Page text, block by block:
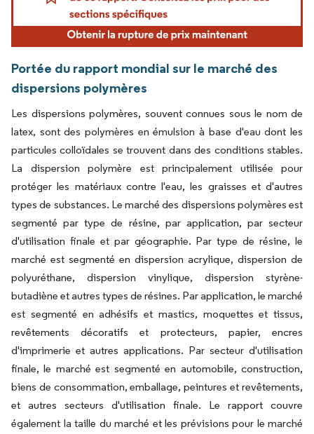
Portée du rapport mondial sur le marché des
dispersions polymères
Les dispersions polymères, souvent connues sous le nom de
latex, sont des polymères en émulsion à base d'eau dont les
particules colloïdales se trouvent dans des conditions stables.
La dispersion polymère est principalement utilisée pour
protéger les matériaux contre l'eau, les graisses et d'autres
types de substances. Le marché des dispersions polymères est
segmenté par type de résine, par application, par secteur
d'utilisation finale et par géographie. Par type de résine, le
marché est segmenté en dispersion acrylique, dispersion de
polyuréthane, dispersion vinylique, dispersion styrène-
butadiène et autres types de résines. Par application, le marché
est segmenté en adhésifs et mastics, moquettes et tissus,
revêtements décoratifs et protecteurs, papier, encres
d'imprimerie et autres applications. Par secteur d'utilisation
finale, le marché est segmenté en automobile, construction,
biens de consommation, emballage, peintures et revêtements,
et autres secteurs d'utilisation finale. Le rapport couvre
également la taille du marché et les prévisions pour le marché